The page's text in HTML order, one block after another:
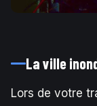
La ville
Lors de votre